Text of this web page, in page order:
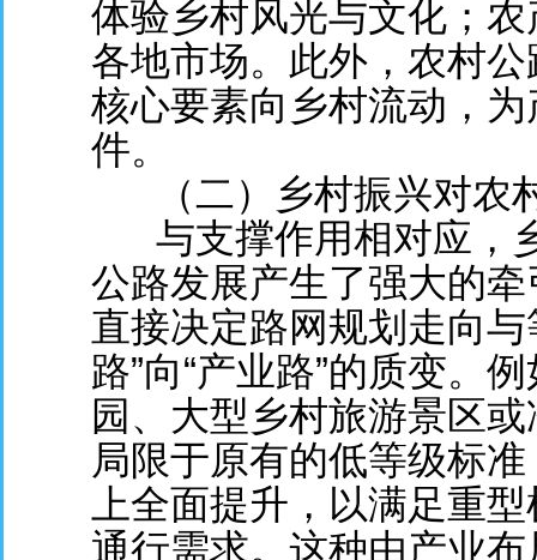
体验乡村风光与文化；
各地市场。此外，农村
核心要素向乡村流动，
件。
（二）乡村振兴对
与支撑作用相对应，
公路发展产生了强大的
直接决定路网规划走向
路”向“产业路”的质变。
园、大型乡村旅游景区
局限于原有的低等级标
上全面提升，以满足重
通行需求。这种由产业